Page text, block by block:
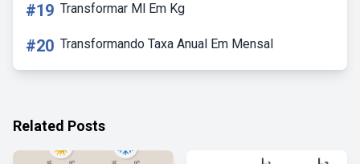
#19 Transformar Ml Em Kg
#20 Transformando Taxa Anual Em Mensal
Related Posts